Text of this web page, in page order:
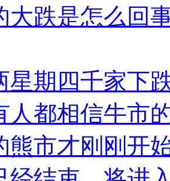
大跌是怎么回
星期四千家下
人都相信牛市
熊市才刚刚开